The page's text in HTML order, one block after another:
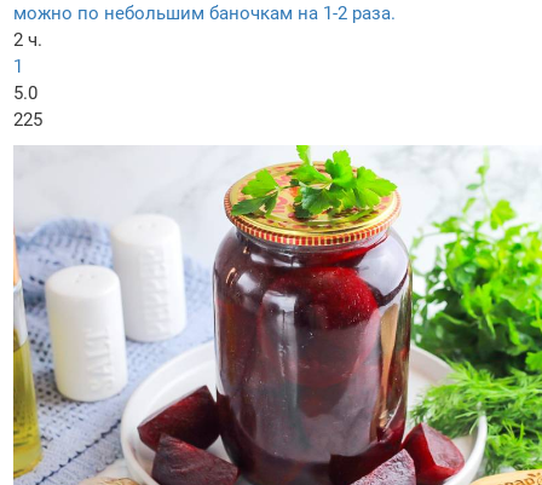
можно по небольшим баночкам на 1-2 раза.
2 ч.
1
5.0
225